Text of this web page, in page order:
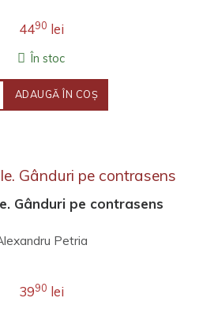
4490 lei
În stoc
ADAUGĂ ÎN COŞ
Gânduri pe contrasens
Petria
3990 lei